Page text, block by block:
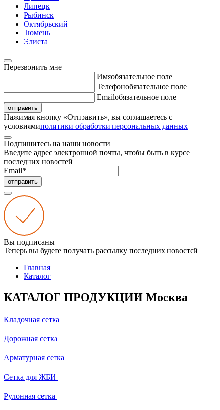
Липецк
Рыбинск
Октябрьский
Тюмень
Элиста
Перезвонить мне
Имяобязательное поле
Телефонобязательное поле
Emailобязательное поле
отправить
Нажимая кнопку «Отправить», вы соглашаетесь с
условиямиполитики обработки персональных данных
Подпишитесь на наши новости
Введите адрес электронной почты, чтобы быть в курсе
последних новостей
Email*
отправить
Вы подписаны
Теперь вы будете получать рассылку последних новостей
Главная
Каталог
КАТАЛОГ ПРОДУКЦИИ Москва
Кладочная сетка
Дорожная сетка
Арматурная сетка
Сетка для ЖБИ
Рулонная сетка